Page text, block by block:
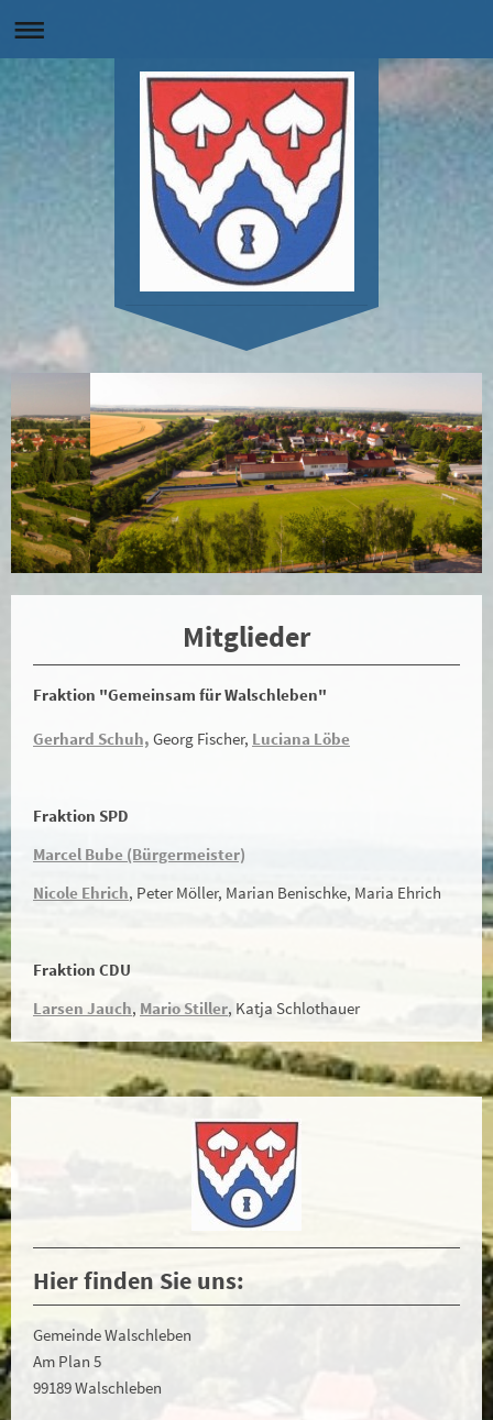
Mitglieder
Fraktion "Gemeinsam für Walschleben"
Gerhard Schuh, Georg Fischer, Luciana Löbe
Fraktion SPD
Marcel Bube (Bürgermeister)
Nicole Ehrich, Peter Möller, Marian Benischke, Maria Ehrich
Fraktion CDU
Larsen Jauch, Mario Stiller, Katja Schlothauer
Hier finden Sie uns:
Gemeinde Walschleben
Am Plan 5
99189 Walschleben